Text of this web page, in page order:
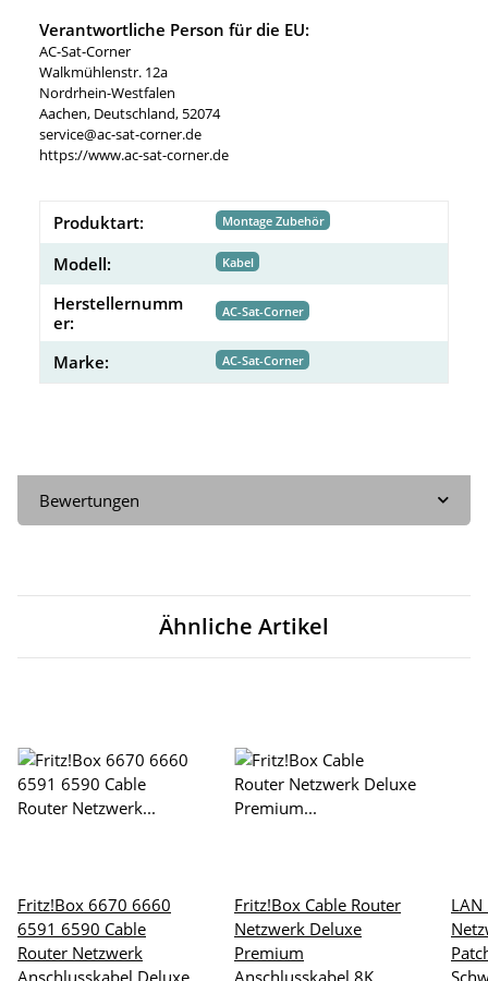
Verantwortliche Person für die EU:
AC-Sat-Corner
Walkmühlenstr. 12a
Nordrhein-Westfalen
Aachen, Deutschland, 52074
service@ac-sat-corner.de
https://www.ac-sat-corner.de
Produktart: Montage Zubehör
Modell: Kabel
Herstellernumm
er:
AC-Sat-Corner
Marke: AC-Sat-Corner
Bewertungen
Ähnliche Artikel
Fritz!Box 6670 6660
6591 6590 Cable
Router Netzwerk
Anschlusskabel Deluxe
Fritz!Box Cable Router
Netzwerk Deluxe
Premium
Anschlusskabel 8K
LAN